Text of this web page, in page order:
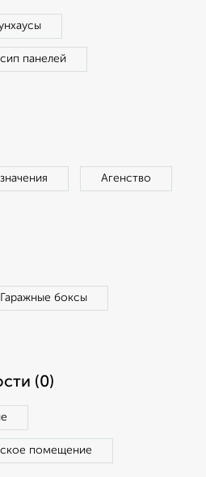
панелей
Агенство
Гаражные боксы
(0)
помещение